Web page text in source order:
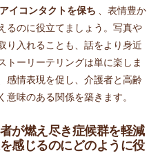
アイコンタクトを保ち 、表情豊か
るのに役立てましょう。写真や
り入れることも、話をより身近
トーリーテリングは単に楽しま
感情表現を促し、介護者と高齢
味のある関係を築きます。
が燃え尽き症候群を軽減
感じるのにどのように役